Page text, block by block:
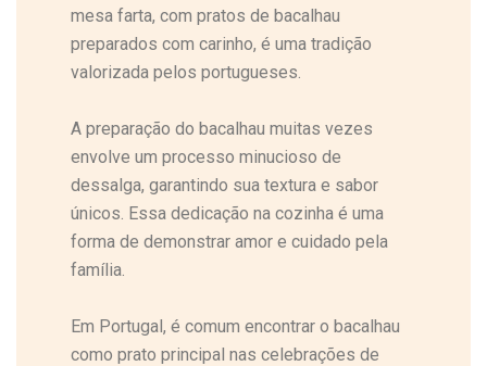
mesa farta, com pratos de bacalhau
preparados com carinho, é uma tradição
valorizada pelos portugueses.
A preparação do bacalhau muitas vezes
envolve um processo minucioso de
dessalga, garantindo sua textura e sabor
únicos. Essa dedicação na cozinha é uma
forma de demonstrar amor e cuidado pela
família.
Em Portugal, é comum encontrar o bacalhau
como prato principal nas celebrações de